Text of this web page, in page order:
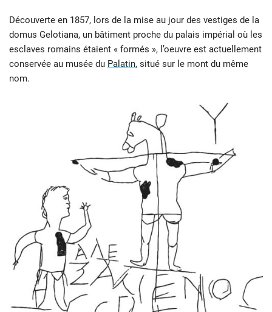
Découverte en 1857, lors de la mise au jour des vestiges de la
domus Gelotiana, un bâtiment proche du palais impérial où les
esclaves romains étaient « formés », l’oeuvre est actuellement
conservée au musée du Palatin, situé sur le mont du même
nom.